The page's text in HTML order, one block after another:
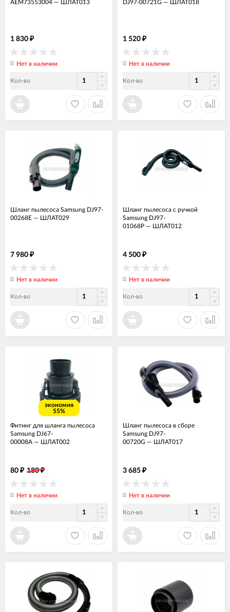
AEM73553004 — ШЛАТ013
1 830 ₽
Нет в наличии
Кол-во
DJ97-00721G — ШЛАТ018
1 520 ₽
Нет в наличии
Кол-во
Шланг пылесоса Samsung DJ97-
00268E — ШЛАТ029
7 980 ₽
Нет в наличии
Кол-во
Шланг пылесоса с ручкой
Samsung DJ97-
01068P — ШЛАТ012
4 500 ₽
Нет в наличии
Кол-во
экономия
55%
Фитинг для шланга пылесоса
Samsung DJ67-
00008A — ШЛАТ002
80 ₽ 180₽
Нет в наличии
Кол-во
Шланг пылесоса в сборе
Samsung DJ97-
00720G — ШЛАТ017
3 685 ₽
Нет в наличии
Кол-во